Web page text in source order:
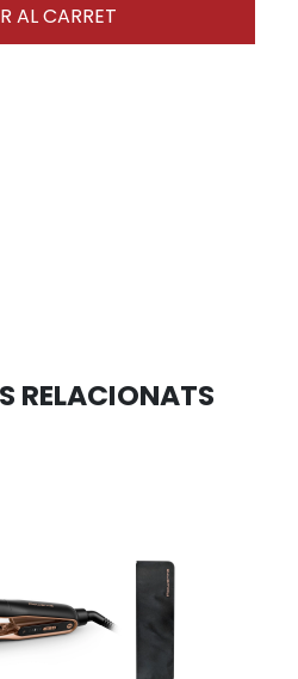
AL CARRET
RELACIONATS